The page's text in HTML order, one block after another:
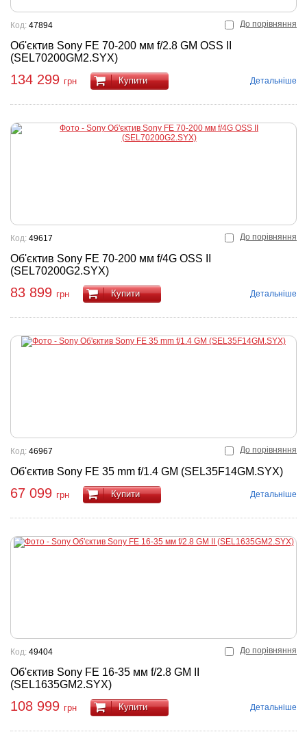
До порівняння
Об'єктив Sony FE 70-200 мм f/2.8 GM OSS II
(SEL70200GM2.SYX)
Код: 47894
134 299 грн Купити Детальніше
До порівняння
Об'єктив Sony FE 70-200 мм f/4G OSS II
(SEL70200G2.SYX)
Код: 49617
83 899 грн Купити Детальніше
До порівняння
Об'єктив Sony FE 35 mm f/1.4 GM (SEL35F14GM.SYX)
Код: 46967
67 099 грн Купити Детальніше
До порівняння
Об'єктив Sony FE 16-35 мм f/2.8 GM II
(SEL1635GM2.SYX)
Код: 49404
108 999 грн Купити Детальніше